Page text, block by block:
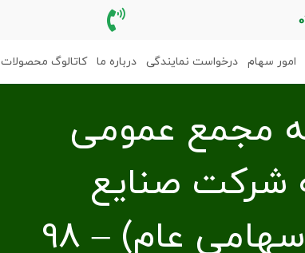
امور سهام درخواست نمایندگی درباره ما کاتالوگ محصولات
مجمع عمومی
شرکت صنایع
عام) – 98